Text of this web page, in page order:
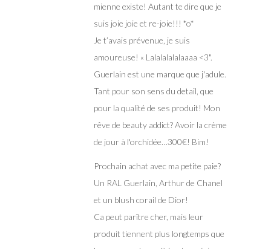
mienne existe! Autant te dire que je
suis joie joie et re-joie!!! *o*
Je t’avais prévenue, je suis
amoureuse! « Lalalalalalaaaa <3".
Guerlain est une marque que j'adule.
Tant pour son sens du detail, que
pour la qualité de ses produit! Mon
rêve de beauty addict? Avoir la crème
de jour à l'orchidée…300€! Bim!
Prochain achat avec ma petite paie?
Un RAL Guerlain, Arthur de Chanel
et un blush corail de Dior!
Ca peut parître cher, mais leur
produit tiennent plus longtemps que